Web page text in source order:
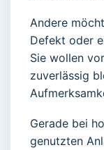
Andere
Defekt oder
Sie wollen
zuverlässig
Gerade bei
genutzten